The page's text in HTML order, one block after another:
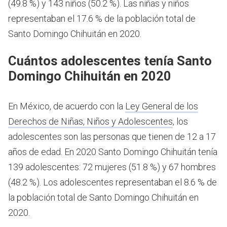
(49.8 %) y 143 niños (50.2 %). Las niñas y niños
representaban el 17.6 % de la población total de
Santo Domingo Chihuitán en 2020.
Cuántos adolescentes tenía Santo
Domingo Chihuitán en 2020
En México, de acuerdo con la Ley General de los
Derechos de Niñas, Niños y Adolescentes, los
adolescentes son las personas que tienen de 12 a 17
años de edad. En 2020 Santo Domingo Chihuitán tenía
139 adolescentes: 72 mujeres (51.8 %) y 67 hombres
(48.2 %). Los adolescentes representaban el 8.6 % de
la población total de Santo Domingo Chihuitán en
2020.